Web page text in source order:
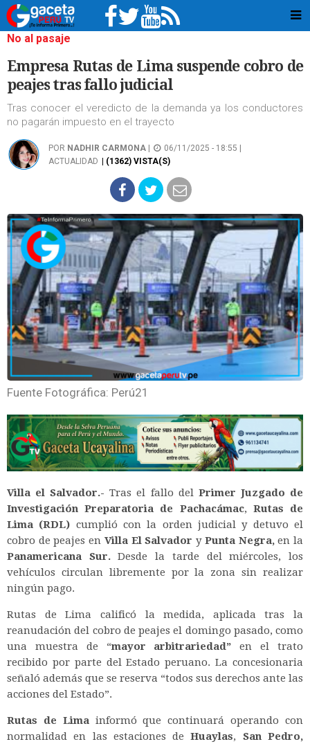
No al pasaje
Empresa Rutas de Lima suspende cobro de
peajes tras fallo judicial
Tras conocer el veredicto de la demanda ya los conductores
no pagarán impuesto en el trayecto
POR NADHIR CARMONA
06/11/2025 - 18:55 |
ACTUALIDAD
| (1362) VISTA(S)
Fuente Fotográfica: Perú21
Villa el Salvador.- Tras el fallo del Primer Juzgado de
Investigación Preparatoria de Pachacámac, Rutas de
Lima (RDL) cumplió con la orden judicial y detuvo el
cobro de peajes en Villa El Salvador yPunta Negra,en la
Panamericana Sur.Desde la tarde del miércoles, los
vehículos circulan libremente por la zona sin realizar
ningún pago.
Rutas de Lima calificó la medida, aplicada tras la
reanudación del cobro de peajes el domingo pasado, como
una muestra de “mayor arbitrariedad” en el trato
recibido por parte del Estado peruano. La concesionaria
señaló además que se reserva “todos sus derechos ante las
acciones del Estado”.
Rutas de Limainformó que continuará operando con
normalidad en las estaciones de Huaylas, San Pedro,